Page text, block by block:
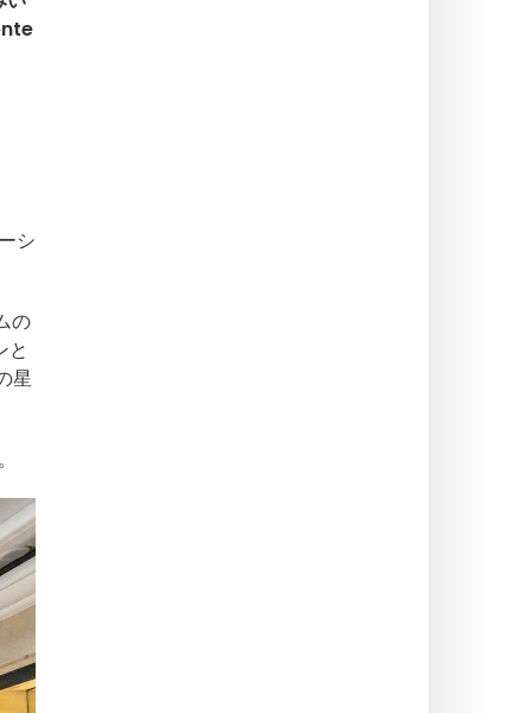
シ
の
と
星